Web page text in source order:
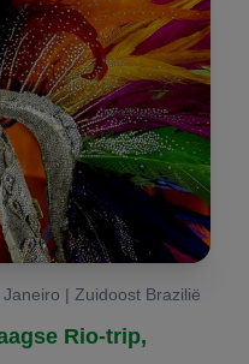
| Zuidoost Brazilië
Rio-trip,